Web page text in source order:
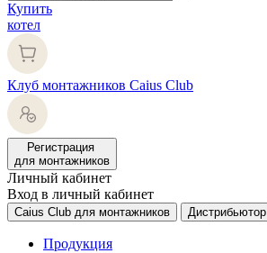
Купить
котел
Клуб монтажников Caius Club
Регистрация
для монтажников
Личный кабинет
Вход в личный кабинет
Caius Club для монтажников Дистрибьютор
Продукция